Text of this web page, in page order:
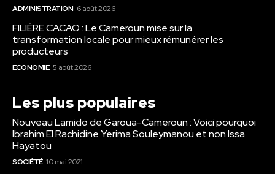
ADMINISTRATION 6 août 2026
FILIÈRE CACAO : Le Cameroun mise sur la
transformation locale pour mieux rémunérer les
producteurs
ECONOMIE 5 août 2026
Les plus populaires
Nouveau Lamido de Garoua-Cameroun : Voici pourquoi
Ibrahim El Rachidine Yerima Souleymanou et non Issa
Hayatou
SOCIÉTÉ 10 mai 2021